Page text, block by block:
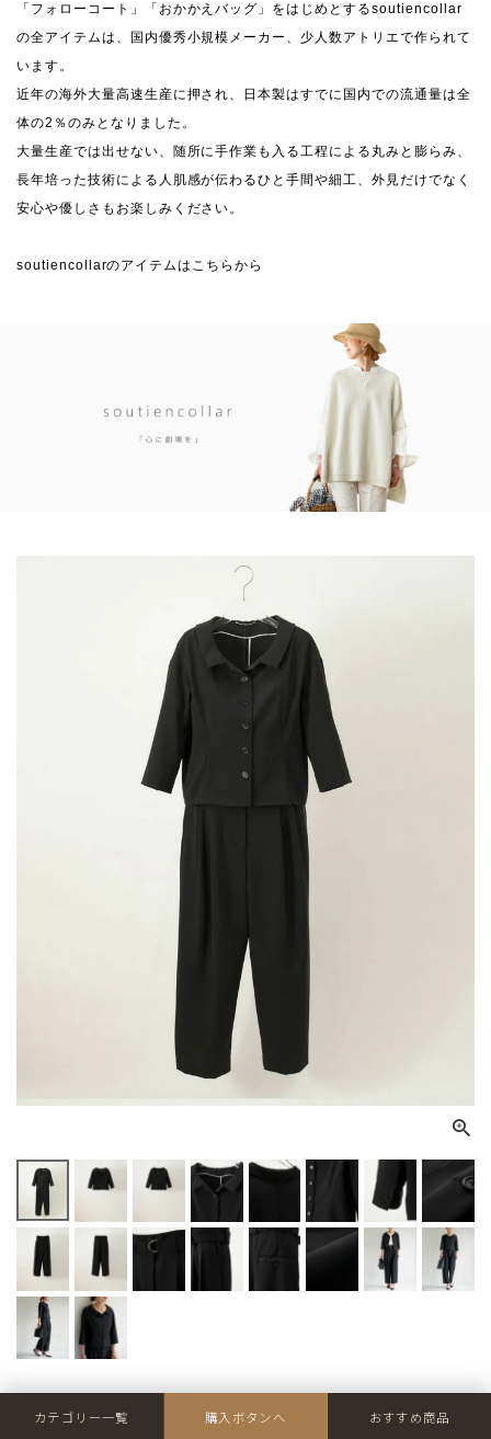
「フォローコート」「おかかえバッグ」をはじめとするsoutiencollar
の全アイテムは、国内優秀小規模メーカー、少人数アトリエで作られて
います。
近年の海外大量高速生産に押され、日本製はすでに国内での流通量は全
体の2％のみとなりました。
大量生産では出せない、随所に手作業も入る工程による丸みと膨らみ、
長年培った技術による人肌感が伝わるひと手間や細工、外見だけでなく
安心や優しさもお楽しみください。
soutiencollarのアイテムはこちらから
よく比較されるアイテム/コーディネートアイテム/その他
カテゴリー一覧 購入ボタンへ おすすめ商品